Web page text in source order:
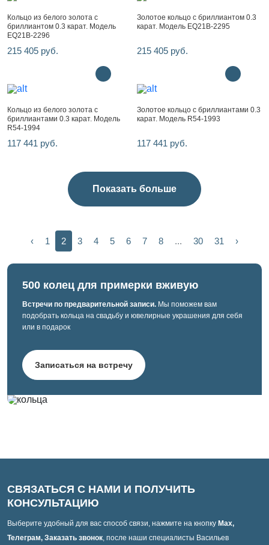
Кольцо из белого золота с
бриллиантом 0.3 карат. Модель
EQ21B-2296
215 405 руб.
Золотое кольцо с бриллиантом 0.3
карат. Модель EQ21B-2295
215 405 руб.
Кольцо из белого золота с
бриллиантами 0.3 карат. Модель
R54-1994
117 441 руб.
Золотое кольцо с бриллиантами 0.3
карат. Модель R54-1993
117 441 руб.
Показать больше
‹ 1 2 3 4 5 6 7 8 ... 30 31 ›
500 колец для примерки вживую
Встречи по предварительной записи. Мы поможем вам
подобрать кольца на свадьбу и ювелирные украшения для себя
или в подарок
Записаться на встречу
СВЯЗАТЬСЯ С НАМИ И ПОЛУЧИТЬ
КОНСУЛЬТАЦИЮ
Выберите удобный для вас способ связи, нажмите на кнопку Max,
Телеграм, Заказать звонок, после наши специалисты Васильев